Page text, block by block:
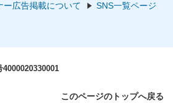
ー広告掲載について SNS一覧ページ
4000020330001
このページのトップへ戻る